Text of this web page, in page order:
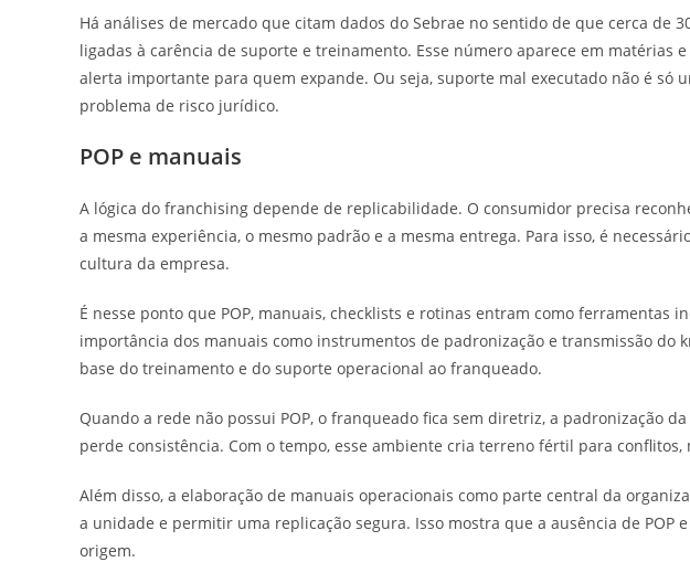
Há análises de mercado que citam dados do Sebrae no sentido de que cerca de
ligadas à carência de suporte e treinamento. Esse número aparece em matérias
alerta importante para quem expande. Ou seja, suporte mal executado não é só
problema de risco jurídico.
POP e manuais
A lógica do franchising depende de replicabilidade. O consumidor precisa
a mesma experiência, o mesmo padrão e a mesma entrega. Para isso, é
cultura da empresa.
É nesse ponto que POP, manuais, checklists e rotinas entram como ferramentas
importância dos manuais como instrumentos de padronização e transmissão do
base do treinamento e do suporte operacional ao franqueado.
Quando a rede não possui POP, o franqueado fica sem diretriz, a padronização
perde consistência. Com o tempo, esse ambiente cria terreno fértil para conflitos,
Além disso, a elaboração de manuais operacionais como parte central da
a unidade e permitir uma replicação segura. Isso mostra que a ausência de POP
origem.